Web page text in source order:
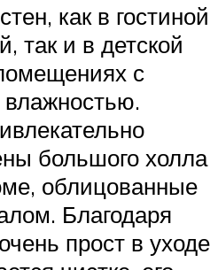
как в гостиной
так и в детской
с
большого холла
облицованные
Благодаря
прост в уходе